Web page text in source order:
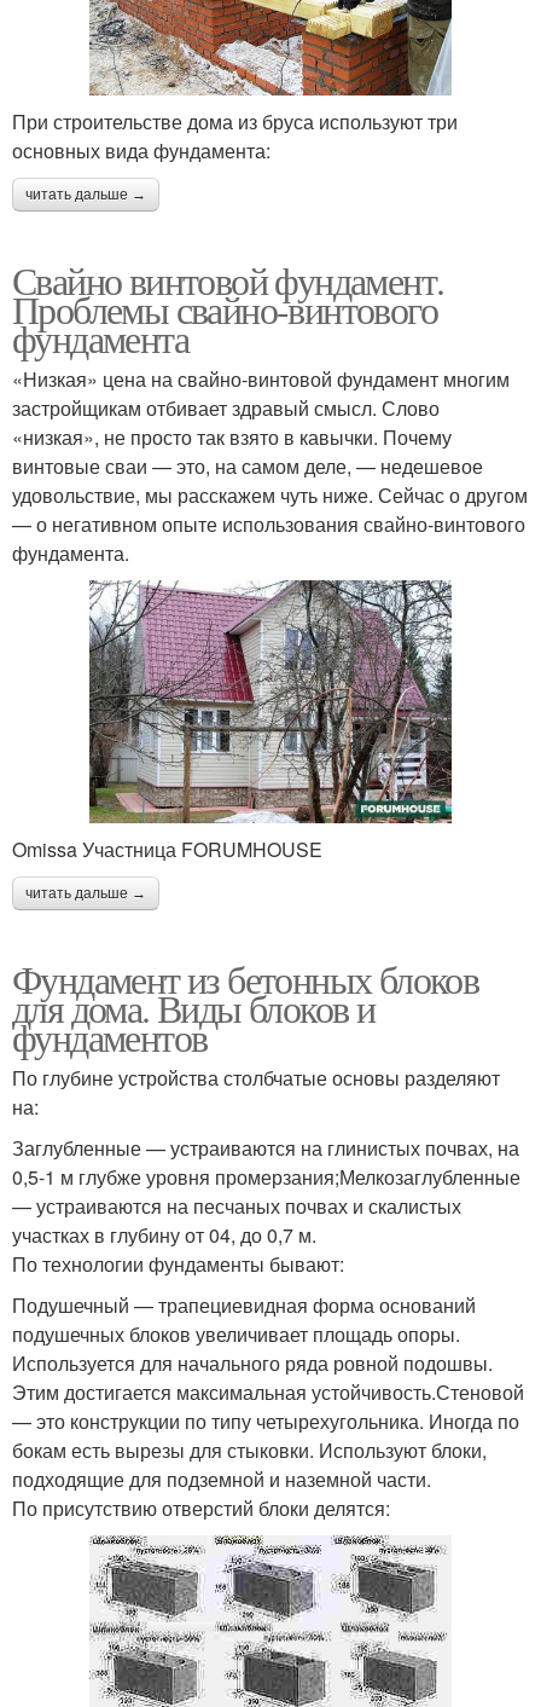
При строительстве дома из бруса используют три
основных вида фундамента:
читать дальше →
Свайно винтовой фундамент.
Проблемы свайно-винтового
фундамента
«Низкая» цена на свайно-винтовой фундамент многим
застройщикам отбивает здравый смысл. Слово
«низкая», не просто так взято в кавычки. Почему
винтовые сваи — это, на самом деле, — недешевое
удовольствие, мы расскажем чуть ниже. Сейчас о другом
— о негативном опыте использования свайно-винтового
фундамента.
Omissa Участница FORUMHOUSE
читать дальше →
Фундамент из бетонных блоков
для дома. Виды блоков и
фундаментов
По глубине устройства столбчатые основы разделяют
на:
Заглубленные — устраиваются на глинистых почвах, на
0,5-1 м глубже уровня промерзания;Мелкозаглубленные
— устраиваются на песчаных почвах и скалистых
участках в глубину от 04, до 0,7 м.
По технологии фундаменты бывают:
Подушечный — трапециевидная форма оснований
подушечных блоков увеличивает площадь опоры.
Используется для начального ряда ровной подошвы.
Этим достигается максимальная устойчивость.Стеновой
— это конструкции по типу четырехугольника. Иногда по
бокам есть вырезы для стыковки. Используют блоки,
подходящие для подземной и наземной части.
По присутствию отверстий блоки делятся: